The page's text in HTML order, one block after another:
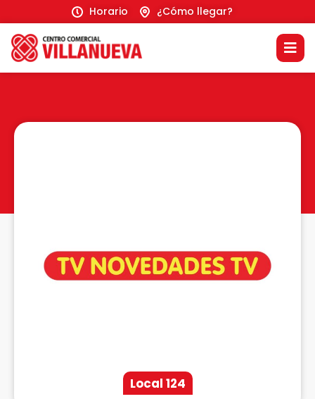
Horario ¿Cómo llegar?
Local 124